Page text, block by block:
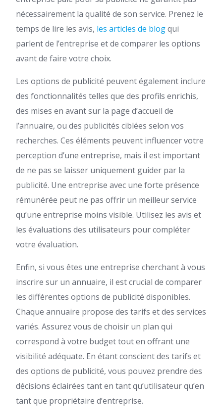
nécessairement la qualité de son service. Prenez le
temps de lire les avis, les articles de blogqui
parlent de l’entreprise et de comparer les options
avant de faire votre choix.
Les options de publicité peuvent également inclure
des fonctionnalités telles que des profils enrichis,
des mises en avant sur la page d’accueil de
l’annuaire, ou des publicités ciblées selon vos
recherches. Ces éléments peuvent influencer votre
perception d’une entreprise, mais il est important
de ne pas se laisser uniquement guider par la
publicité. Une entreprise avec une forte présence
rémunérée peut ne pas offrir un meilleur service
qu’une entreprise moins visible. Utilisez les avis et
les évaluations des utilisateurs pour compléter
votre évaluation.
Enfin, si vous êtes une entreprise cherchant à vous
inscrire sur un annuaire, il est crucial de comparer
les différentes options de publicité disponibles.
Chaque annuaire propose des tarifs et des services
variés. Assurez vous de choisir un plan qui
correspond à votre budget tout en offrant une
visibilité adéquate. En étant conscient des tarifs et
des options de publicité, vous pouvez prendre des
décisions éclairées tant en tant qu’utilisateur qu’en
tant que propriétaire d’entreprise.